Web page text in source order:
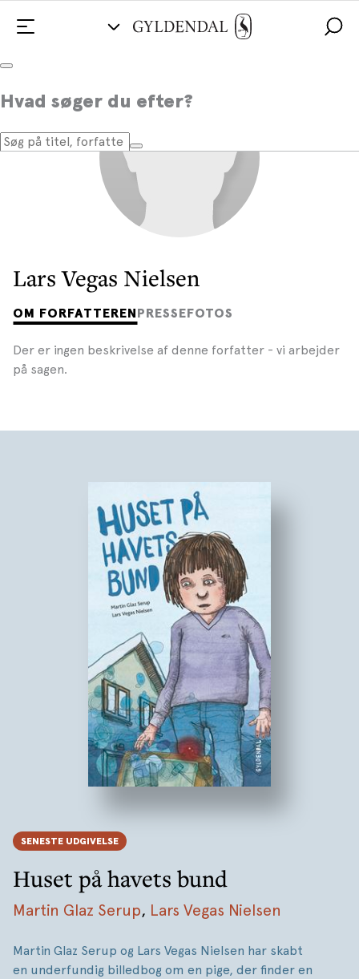
Hvad søger du efter?
Lars Vegas Nielsen
OM FORFATTERENPRESSEFOTOS
Der er ingen beskrivelse af denne forfatter - vi arbejder
på sagen.
SENESTE UDGIVELSE
Huset på havets bund
Martin Glaz Serup, Lars Vegas Nielsen
Martin Glaz Serup og Lars Vegas Nielsen har skabt
en underfundig billedbog om en pige, der finder en